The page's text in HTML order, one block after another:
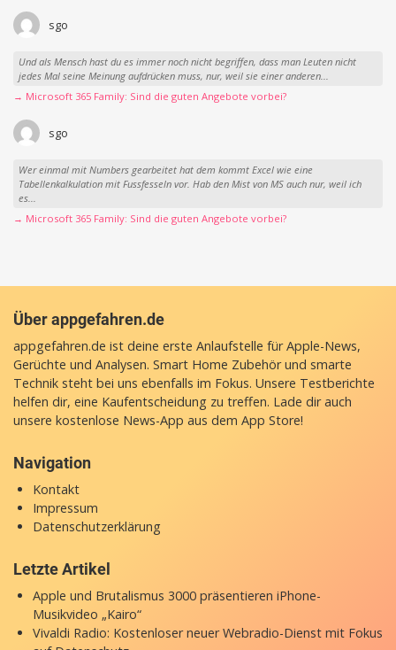
sgo
Und als Mensch hast du es immer noch nicht begriffen, dass man Leuten nicht
jedes Mal seine Meinung aufdrücken muss, nur, weil sie einer anderen...
→ Microsoft 365 Family: Sind die guten Angebote vorbei?
sgo
Wer einmal mit Numbers gearbeitet hat dem kommt Excel wie eine
Tabellenkalkulation mit Fussfesseln vor. Hab den Mist von MS auch nur, weil ich
es...
→ Microsoft 365 Family: Sind die guten Angebote vorbei?
Über appgefahren.de
appgefahren.de ist deine erste Anlaufstelle für Apple-News,
Gerüchte und Analysen. Smart Home Zubehör und smarte
Technik steht bei uns ebenfalls im Fokus. Unsere Testberichte
helfen dir, eine Kaufentscheidung zu treffen. Lade dir auch
unsere kostenlose News-App aus dem App Store!
Navigation
Kontakt
Impressum
Datenschutzerklärung
Letzte Artikel
Apple und Brutalismus 3000 präsentieren iPhone-
Musikvideo „Kairo“
Vivaldi Radio: Kostenloser neuer Webradio-Dienst mit Fokus